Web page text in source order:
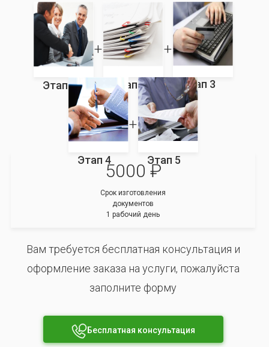
Этап 1 Этап 2 Этап 3
Этап 4 Этап 5
5000 ₽
Срок изготовления
документов
1 рабочий день
Вам требуется бесплатная консультация и
оформление заказа на услуги, пожалуйста
заполните форму
Бесплатная консультация